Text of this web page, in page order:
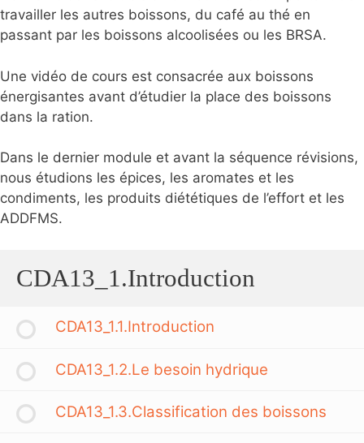
travailler les autres boissons, du café au thé en
passant par les boissons alcoolisées ou les BRSA.
Une vidéo de cours est consacrée aux boissons
énergisantes avant d’étudier la place des boissons
dans la ration.
Dans le dernier module et avant la séquence révisions,
nous étudions les épices, les aromates et les
condiments, les produits diététiques de l’effort et les
ADDFMS.
CDA13_1.Introduction
CDA13_1.1.Introduction
CDA13_1.2.Le besoin hydrique
CDA13_1.3.Classification des boissons